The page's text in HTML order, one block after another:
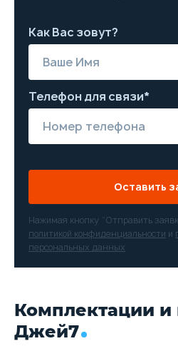
Как Вас зовут?
Телефон для связи*
Оставить
Нажимая кнопку “Отправить
политикой конфиденциальности и
персональных данных
Комплектации
Джей7